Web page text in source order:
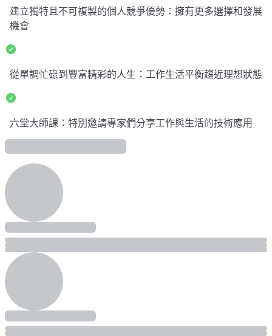
建立獨特且不可複製的個人競爭優勢：擁有更多選擇和發展
機會
從單調忙碌到豐富精彩的人生：工作生活平衡趨近理想狀態
六堂大師課：特別邀請專家們分享工作與生活的技術應用